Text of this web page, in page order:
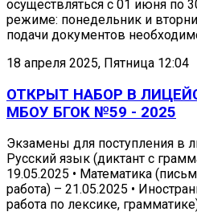
осуществляться с 01 июня
режиме: понедельник и
подачи документов
18 апреля 2025, Пятница 12:04
ОТКРЫТ НАБОР В
МБОУ БГОК №59 - 2025
Экзамены для поступления в
Русский язык (диктант с
19.05.2025 • Математика
работа) – 21.05.2025 •
работа по лексике,